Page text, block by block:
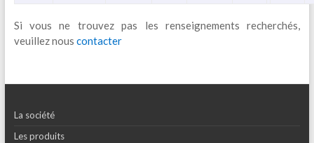
Si vous ne trouvez pas les renseignements recherchés,
veuillez nous contacter
La société
Les produits